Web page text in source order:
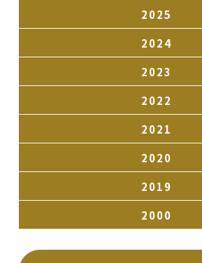
2025
2024
2023
2022
2021
2020
2019
2000